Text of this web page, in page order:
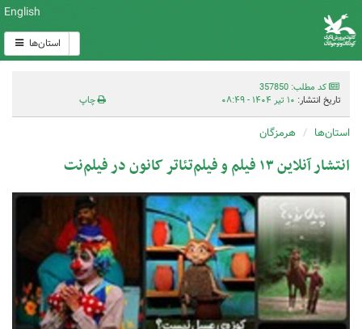
English
استان‌ها
کد مطلب: 357850
تاریخ انتشار: ۱۰ تیر ۱۴۰۴ - ۰۸:۴۹ چاپ
استان‌ها هرمزگان
انتشار آنلاین ۱۳ فیلم و ‌فیلم‌تئاتر کانون در فیلم‌نت